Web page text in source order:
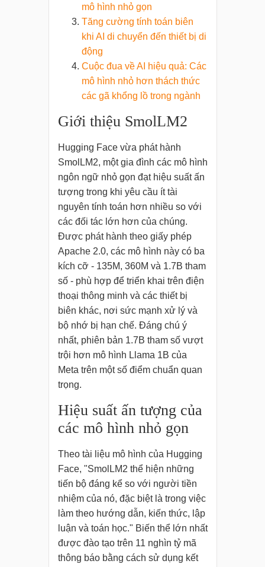
mô hình nhỏ gọn
Tăng cường tính toán biên
khi AI di chuyển đến thiết bị di
động
Cuộc đua về AI hiệu quả: Các
mô hình nhỏ hơn thách thức
các gã khổng lồ trong ngành
Giới thiệu SmolLM2
Hugging Face vừa phát hành
SmolLM2, một gia đình các mô hình
ngôn ngữ nhỏ gọn đạt hiệu suất ấn
tượng trong khi yêu cầu ít tài
nguyên tính toán hơn nhiều so với
các đối tác lớn hơn của chúng.
Được phát hành theo giấy phép
Apache 2.0, các mô hình này có ba
kích cỡ - 135M, 360M và 1.7B tham
số - phù hợp để triển khai trên điện
thoại thông minh và các thiết bị
biên khác, nơi sức mạnh xử lý và
bộ nhớ bị hạn chế. Đáng chú ý
nhất, phiên bản 1.7B tham số vượt
trội hơn mô hình Llama 1B của
Meta trên một số điểm chuẩn quan
trọng.
Hiệu suất ấn tượng của
các mô hình nhỏ gọn
Theo tài liệu mô hình của Hugging
Face, "SmolLM2 thể hiện những
tiến bộ đáng kể so với người tiền
nhiệm của nó, đặc biệt là trong việc
làm theo hướng dẫn, kiến thức, lập
luận và toán học." Biến thể lớn nhất
được đào tạo trên 11 nghìn tỷ mã
thông báo bằng cách sử dụng kết